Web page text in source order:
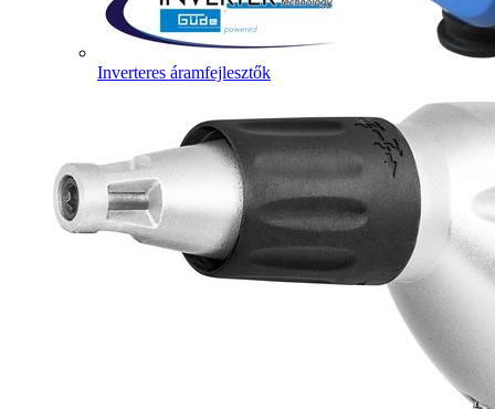
Inverteres áramfejlesztők